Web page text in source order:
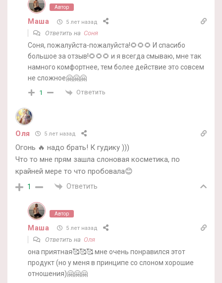
Автор
Маша 5 лет назад
Ответить на Соня
Соня, пожалуйста-пожалуйста!🌻🌻🌻 И спасибо
большое за отзыв!🌻🌻🌻 и я всегда смываю, мне так
намного комфортнее, тем более действие это совсем
не сложное🤗🤗🤗
1 Ответить
Оля 5 лет назад
Огонь 🔥 надо брать! К гудику )))
Что то мне прям зашла слоновая косметика, по
крайней мере то что пробовала😊
1 Ответить
Автор
Маша 5 лет назад
Ответить на Оля
она приятная🥰🥰🥰 мне очень понравился этот
продукт (но у меня в принципе со слоном хорошие
отношения)🤗🤗🤗